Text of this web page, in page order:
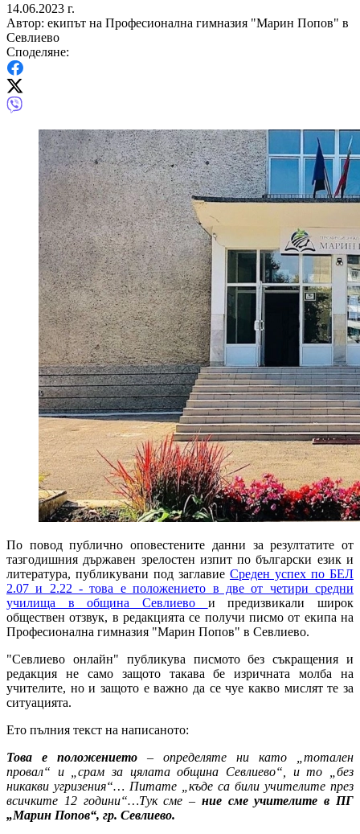
14.06.2023 г.
Автор: екипът на Професионална гимназия "Марин Попов" в
Севлиево
Споделяне:
По повод публично оповестените данни за резултатите от
тазгодишния държавен зрелостен изпит по български език и
литература, публикувани под заглавие Среден успех по БЕЛ
2.07 и 2.22 - това е положението в две от четири средни
училища в община Севлиево и предизвикали широк
обществен отзвук, в редакцията се получи писмо от екипа на
Професионална гимназия "Марин Попов" в Севлиево.
"Севлиево онлайн" публикува писмото без съкращения и
редакция не само защото такава бе изричната молба на
учителите, но и защото е важно да се чуе какво мислят те за
ситуацията.
Ето пълния текст на написаното:
Това е положението – определяте ни като „тотален
провал“ и „срам за цялата община Севлиево“, и то „без
никакви угризения“… Питате „къде са били учителите през
всичките 12 години“…Тук сме – ние сме учителите в ПГ
„Марин Попов“, гр. Севлиево.